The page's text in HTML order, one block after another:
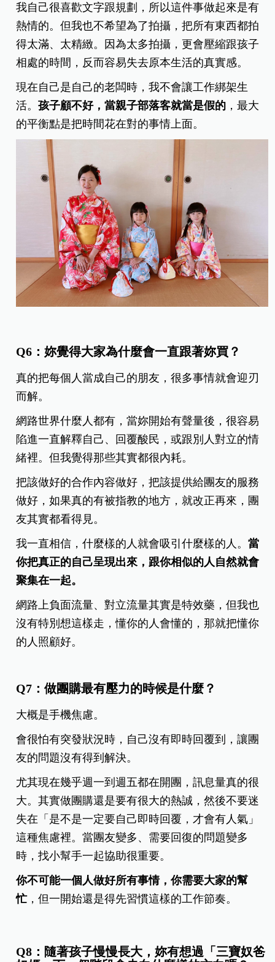
我自己很喜歡文字跟規劃，所以這件事做起來是有
熱情的。但我也不希望為了拍攝，把所有東西都拍
得太滿、太精緻。因為太多拍攝，更會壓縮跟孩子
相處的時間，反而容易失去原本生活的真實感。
現在自己是自己的老闆時，我不會讓工作綁架生
活。孩子顧不好，當親子部落客就當是假的 ，最大
的平衡點是把時間花在對的事情上面。
Q6：妳覺得大家為什麼會一直跟著妳買？
真的把每個人當成自己的朋友，很多事情就會迎刃
而解。
網路世界什麼人都有，當妳開始有聲量後，很容易
陷進一直解釋自己、回覆酸民，或跟別人對立的情
緒裡。但我覺得那些其實都很內耗。
把該做好的合作內容做好，把該提供給團友的服務
做好，如果真的有被指教的地方，就改正再來，團
友其實都看得見。
我一直相信，什麼樣的人就會吸引什麼樣的人。當
你把真正的自己呈現出來，跟你相似的人自然就會
聚集在一起。
網路上負面流量、對立流量其實是特效藥，但我也
沒有特別想這樣走，懂你的人會懂的，那就把懂你
的人照顧好。
Q7：做團購最有壓力的時候是什麼？
大概是手機焦慮。
會很怕有突發狀況時，自己沒有即時回覆到，讓團
友的問題沒有得到解決。
尤其現在幾乎週一到週五都在開團，訊息量真的很
大。其實做團購還是要有很大的熱誠，然後不要迷
失在「是不是一定要自己即時回覆，才會有人氣」
這種焦慮裡。當團友變多、需要回復的問題變多
時，找小幫手一起協助很重要。
你不可能一個人做好所有事情，你需要大家的幫
忙，但一開始還是得先習慣這樣的工作節奏。
Q8：隨著孩子慢慢長大，妳有想過「三寶奴爸